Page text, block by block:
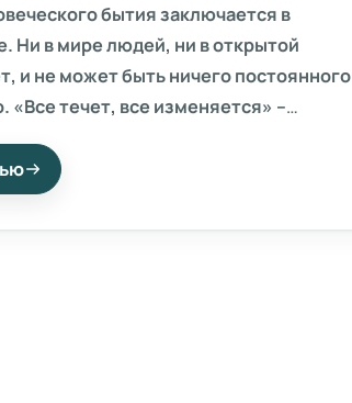
бытия заключается в
Ни в мире людей, ни в открытой
и не может быть ничего постоянного
«Все течет, все изменяется» –
великие цивилизации.